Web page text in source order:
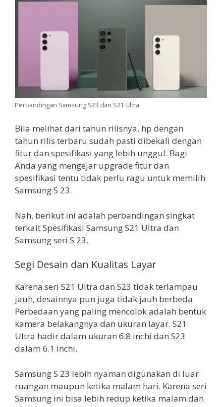
Perbandingan Samsung S23 dan S21 Ultra
Bila melihat dari tahun rilisnya, hp dengan
tahun rilis terbaru sudah pasti dibekali dengan
fitur dan spesifikasi yang lebih unggul. Bagi
Anda yang mengejar upgrade fitur dan
spesifikasi tentu tidak perlu ragu untuk memilih
Samsung S 23.
Nah, berikut ini adalah perbandingan singkat
terkait Spesifikasi Samsung S21 Ultra dan
Samsung seri S 23.
Segi Desain dan Kualitas Layar
Karena seri S21 Ultra dan S23 tidak terlampau
jauh, desainnya pun juga tidak jauh berbeda.
Perbedaan yang paling mencolok adalah bentuk
kamera belakangnya dan ukuran layar. S21
Ultra hadir dalam ukuran 6.8 inchi dan S23
dalam 6.1 inchi.
Samsung S 23 lebih nyaman digunakan di luar
ruangan maupun ketika malam hari. Karena seri
Samsung ini bisa lebih redup ketika malam dan